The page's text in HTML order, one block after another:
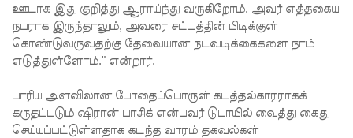
எரிவாயு
விலையிலு
ம்
மாற்றமில்
லை!
ஊடாக இது குறித்து ஆராய்ந்து வருகிறோம். அவர் எத்தகைய
நபராக இருந்தாலும், அவரை சட்டத்தின் பிடிக்குள்
கொண்டுவருவதற்கு தேவையான நடவடிக்கைகளை நாம்
எடுத்துள்ளோம்." என்றார்.
பாரிய அளவிலான போதைப்பொருள் கடத்தல்காரராகக்
கருதப்படும் ஷிரான் பாசிக் என்பவர் டுபாயில் வைத்து கைது
செய்யப்பட்டுள்ளதாக கடந்த வாரம் தகவல்கள்